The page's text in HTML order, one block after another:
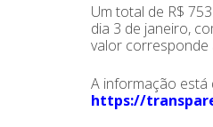
Um total de R$
dia 3 de janeiro,
valor corresponde
A informação está
https://